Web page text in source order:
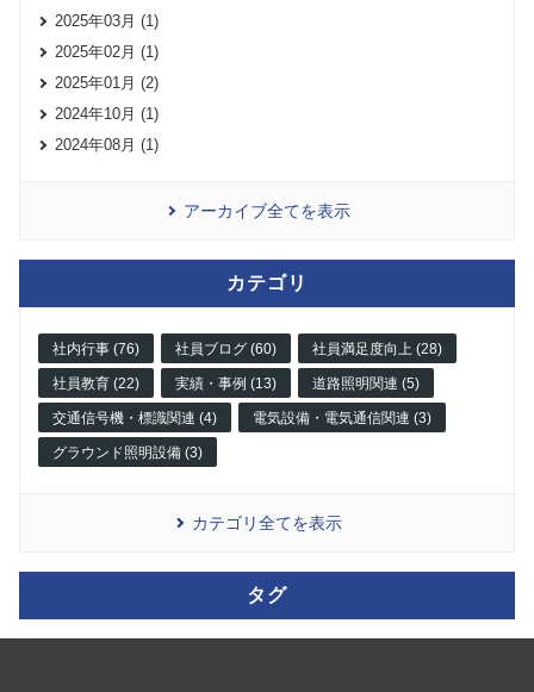
2025年03月 (1)
2025年02月 (1)
2025年01月 (2)
2024年10月 (1)
2024年08月 (1)
アーカイブ全てを表示
カテゴリ
社内行事 (76) 社員ブログ (60) 社員満足度向上 (28)
社員教育 (22) 実績・事例 (13) 道路照明関連 (5)
交通信号機・標識関連 (4) 電気設備・電気通信関連 (3)
グラウンド照明設備 (3)
カテゴリ全てを表示
タグ